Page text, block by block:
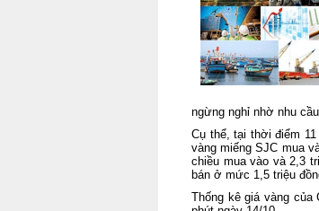
ngừng nghỉ nhờ nhu
Cụ thể, tại thời điểm
vàng miếng SJC mua
chiều mua vào và 2,3
bán ở mức 1,5 triệu
Thống kê giá vàng